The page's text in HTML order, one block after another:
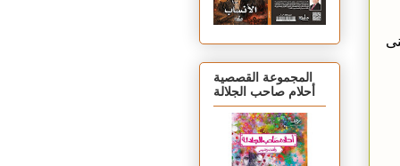
المجموعة القصصية
أحلام صاحب الجلالة